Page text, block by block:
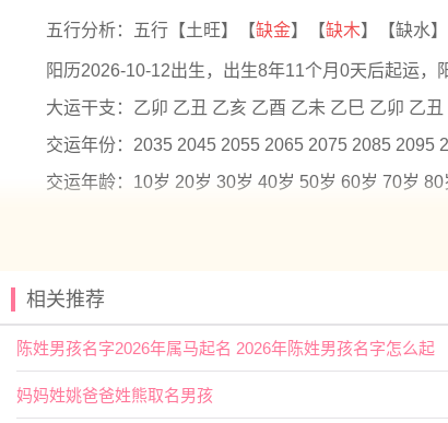
五行分析：五行【土旺】【缺金】【缺木】【缺水
阳历2026-10-12出生，出生8年11个月0天后起运，
大运干支：乙卯 乙丑 乙亥 乙酉 乙未 乙巳 乙卯 乙丑
交运年份：2035 2045 2055 2065 2075 2085 2095
交运年龄：10岁 20岁 30岁 40岁 50岁 60岁 70岁 80
【绥】本义指借以登车的绳索；也有安抚、平安的
【石】指构成地壳的矿物质硬块‘中国古代
阎姓男孩名字2026年10月12日出
【修杰】 【凌栩】 【亓勇】 【启良】
相关推荐
陈姓男孩名字2026年属马起名 2026年陈姓男孩名字怎么起
妈妈姓姚爸爸姓熊取名男孩